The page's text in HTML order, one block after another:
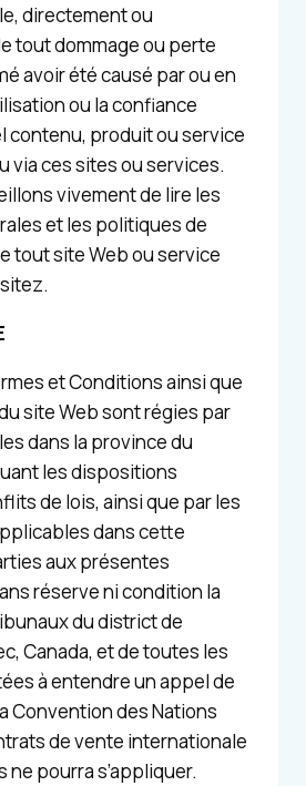
directement ou
tout dommage ou perte
avoir été causé par ou en
ou la confiance
contenu, produit ou service
via ces sites ou services.
vivement de lire les
et les politiques de
tout site Web ou service
et Conditions ainsi que
site Web sont régies par
dans la province du
les dispositions
de lois, ainsi que par les
dans cette
aux présentes
réserve ni condition la
du district de
Canada, et de toutes les
à entendre un appel de
Convention des Nations
de vente internationale
ne pourra s’appliquer.